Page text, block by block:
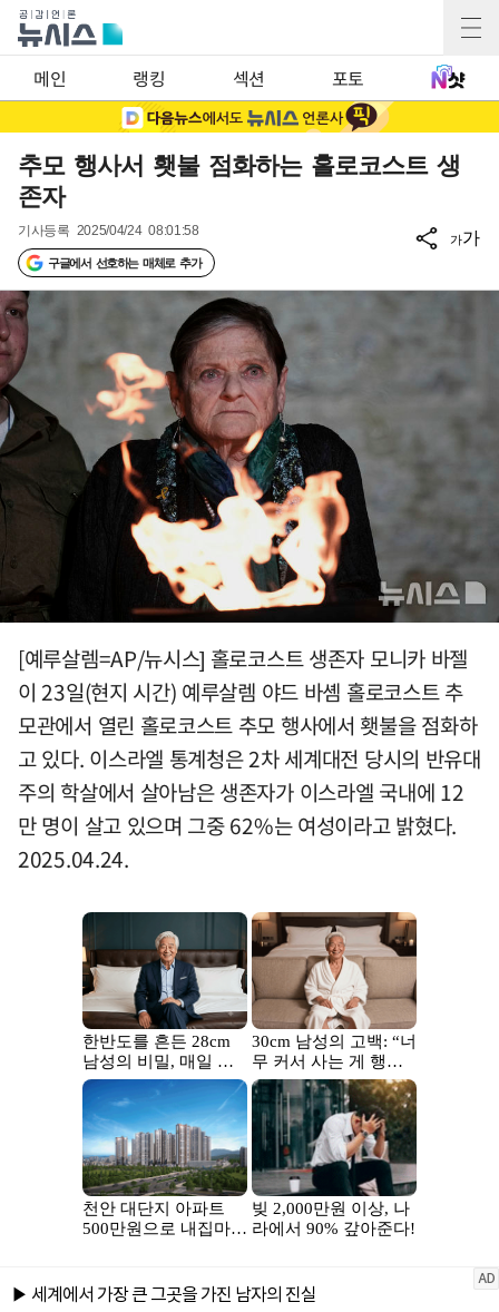
메인 랭킹 섹션 포토
추모 행사서 횃불 점화하는 홀로코스트 생
존자
기사등록 2025/04/24 08:01:58
구글에서 선호하는 매체로 추가
가가
[예루살렘=AP/뉴시스] 홀로코스트 생존자 모니카 바젤
이 23일(현지 시간) 예루살렘 야드 바솀 홀로코스트 추
모관에서 열린 홀로코스트 추모 행사에서 횃불을 점화하
고 있다. 이스라엘 통계청은 2차 세계대전 당시의 반유대
주의 학살에서 살아남은 생존자가 이스라엘 국내에 12
만 명이 살고 있으며 그중 62%는 여성이라고 밝혔다.
2025.04.24.